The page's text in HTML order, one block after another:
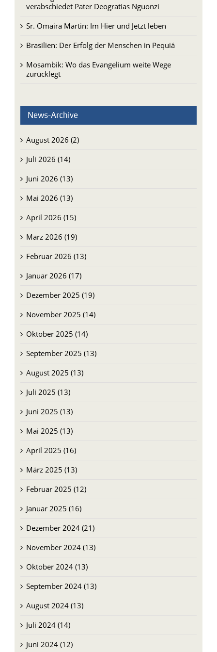
verabschiedet Pater Deogratias Nguonzi
Sr. Omaira Martin: Im Hier und Jetzt leben
Brasilien: Der Erfolg der Menschen in Pequiá
News-Archive
August 2026 (2)
Juli 2026 (14)
Juni 2026 (13)
Mai 2026 (13)
April 2026 (15)
März 2026 (19)
Februar 2026 (13)
Januar 2026 (17)
Dezember 2025 (19)
November 2025 (14)
Oktober 2025 (14)
September 2025 (13)
August 2025 (13)
Juli 2025 (13)
Juni 2025 (13)
Mai 2025 (13)
April 2025 (16)
März 2025 (13)
Februar 2025 (12)
Januar 2025 (16)
Dezember 2024 (21)
November 2024 (13)
Oktober 2024 (13)
September 2024 (13)
August 2024 (13)
Juli 2024 (14)